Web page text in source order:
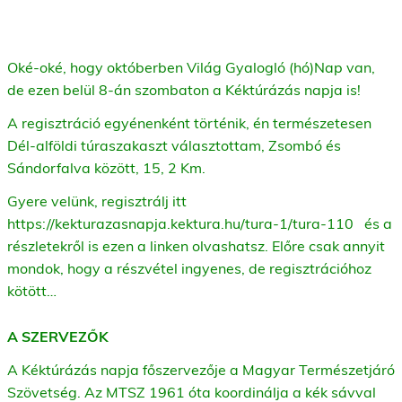
Oké-oké, hogy októberben Világ Gyalogló (hó)Nap van,
de ezen belül 8-án szombaton a Kéktúrázás napja is!
A regisztráció egyénenként történik, én természetesen
Dél-alföldi túraszakaszt választottam, Zsombó és
Sándorfalva között, 15, 2 Km.
Gyere velünk, regisztrálj itt
https://kekturazasnapja.kektura.hu/tura-1/tura-110
és a
részletekről is ezen a linken olvashatsz. Előre csak annyit
mondok, hogy a részvétel ingyenes, de regisztrációhoz
kötött…
A SZERVEZŐK
A Kéktúrázás napja főszervezője a Magyar Természetjáró
Szövetség. Az MTSZ 1961 óta koordinálja a kék sávval